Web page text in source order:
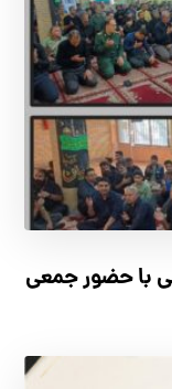
با حضور جمعی